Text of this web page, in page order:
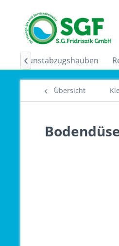
Dunstabzugshauben

Übersicht